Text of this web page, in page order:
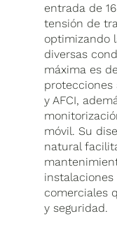
entrada de
tensión de
optimizando
diversas
máxima es
protecciones
y AFCI,
móvil. Su
natural
comerciales
y seguridad.